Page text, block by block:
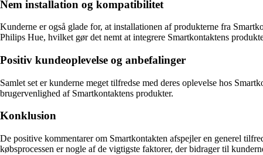
Nem installation og kompatibilitet
Kunderne er også glade for, at installationen af produkterne fra
Philips Hue, hvilket gør det nemt at integrere Smartkontaktens
Positiv kundeoplevelse og anbefalinger
Samlet set er kunderne meget tilfredse med deres oplevelse hos
brugervenlighed af Smartkontaktens produkter.
Konklusion
De positive kommentarer om Smartkontakten afspejler en generel
købsprocessen er nogle af de vigtigste faktorer, der bidrager til